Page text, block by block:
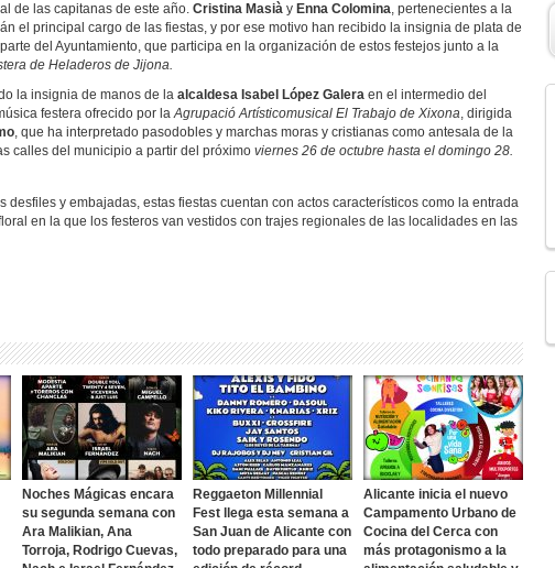
de las capitanas de este año. Cristina Masià y Enna Colomina, pertenecientes a la
el principal cargo de las fiestas, y por ese motivo han recibido la insignia de plata de
del Ayuntamiento, que participa en la organización de estos festejos junto a la
de Heladeros de Jijona.
la insignia de manos de la alcaldesa Isabel López Galera en el intermedio del
festera ofrecido por laAgrupació Artísticomusical El Trabajo de Xixona, dirigida
, que ha interpretado pasodobles y marchas moras y cristianas como antesala de la
calles del municipio a partir del próximo viernes 26 de octubre hasta el domingo 28.
desfiles y embajadas, estas fiestas cuentan con actos característicos como la entrada
en la que los festeros van vestidos con trajes regionales de las localidades en las
Noches Mágicas encara
su segunda semana con
Ara Malikian, Ana
Torroja, Rodrigo Cuevas,
Reggaeton Millennial
Fest llega esta semana a
San Juan de Alicante con
todo preparado para una
Alicante inicia el nuevo
Campamento Urbano de
Cocina del Cerca con
más protagonismo a la